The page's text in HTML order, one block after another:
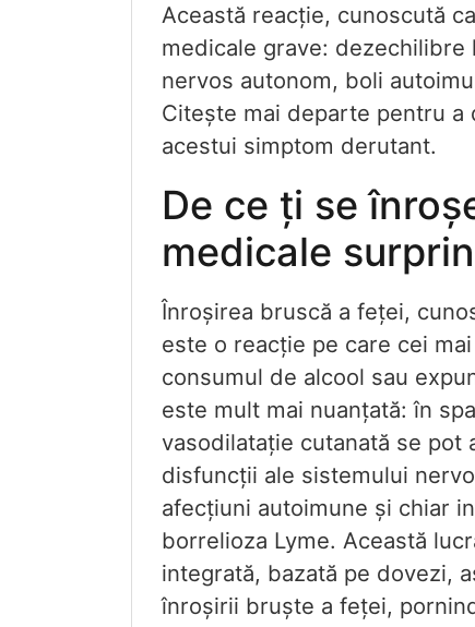
Această reacție, cunoscută
medicale grave:
nervos autonom, boli
Citește mai departe pentru
acestui simptom derutant.
De ce ți se
medicale
Înroșirea bruscă a feței,
este o reacție pe care cei
consumul de alcool sau
este mult mai nuanțată: în
vasodilatație cutanată se pot
disfuncții ale sistemului
afecțiuni autoimune și chiar
borrelioza Lyme. Această
integrată, bazată pe dovezi,
înroșirii bruște a feței,